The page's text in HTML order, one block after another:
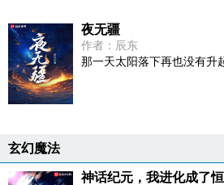
成仙不出山，奈何魔门凶险
世，吕阳惨遭师姐暗算。第
又遭师兄毒手。第三世，
夜无疆
作者：辰东
那一天太阳落下再也没有
玄幻魔法
神话纪元，我进化成了